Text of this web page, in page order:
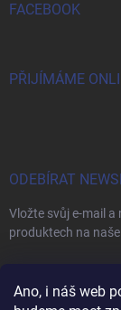
Ano, i náš web
FACEBOOK
PŘIJÍMÁME
ODEBÍRAT
Vložte svůj e-mail
produktech na
E-MAIL